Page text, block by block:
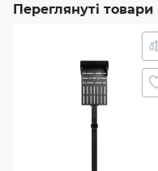
Тримач для зарядного
Монтажний набір
Переглянуті товари